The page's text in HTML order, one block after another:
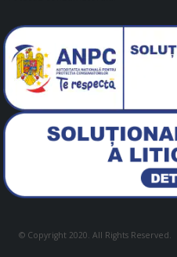
© Copyright 2020. All Rights Reserved.